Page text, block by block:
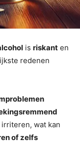
is riskant en
redenen
wat kan
of zelfs